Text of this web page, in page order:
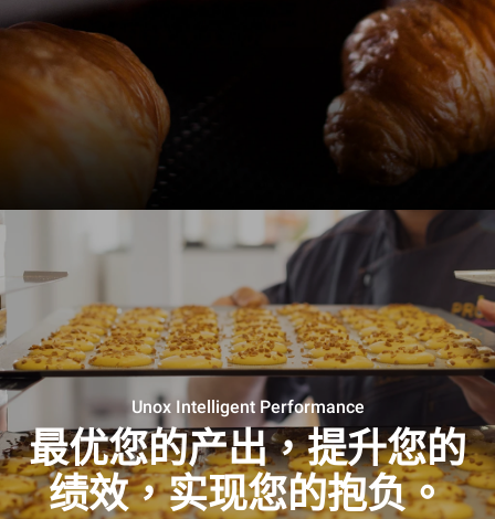
Unox Intelligent Performance
最优您的产出，提升您的
绩效，实现您的抱负。